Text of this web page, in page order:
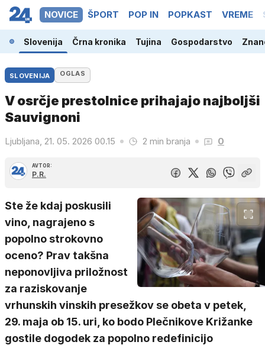
NOVICE ŠPORT POP IN POPKAST VREME
Slovenija Črna kronika Tujina Gospodarstvo
SLOVENIJA OGLAS
V osrčje prestolnice prihajajo najboljši
Sauvignoni
Ljubljana, 21. 05. 2026 00.15 2 min branja 0
AVTOR:
P.R.
Ste že kdaj poskusili
vino, nagrajeno s
popolno strokovno
oceno? Prav takšna
neponovljiva priložnost
za raziskovanje
vrhunskih vinskih presežkov se obeta v petek,
29. maja ob 15. uri, ko bodo Plečnikove Križanke
gostile dogodek za popolno redefinicijo